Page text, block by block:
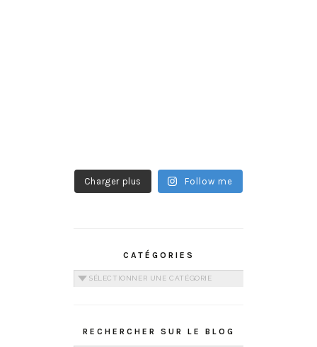
Charger plus Follow me
CATÉGORIES
Catégories
RECHERCHER SUR LE BLOG